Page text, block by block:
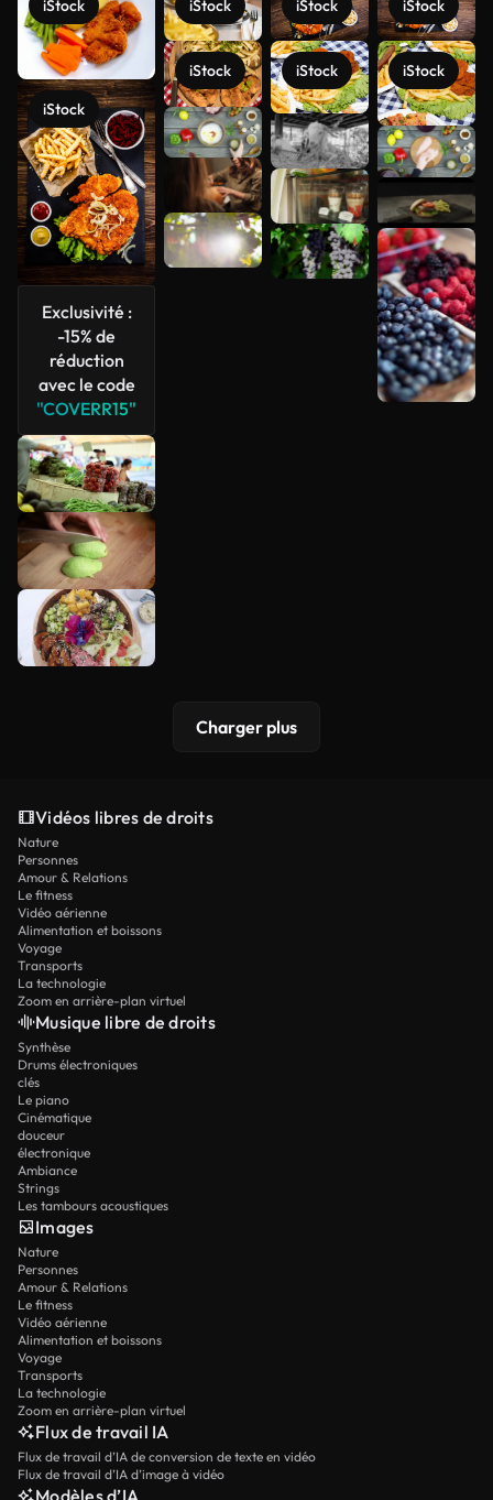
iStock
iStock
Exclusivité :
-15% de
réduction
avec le code
"COVERR15"
iStock
iStock
iStock
iStock
iStock
iStock
Voir plus
Charger plus
Vidéos libres de droits
Nature
Personnes
Amour & Relations
Le fitness
Vidéo aérienne
Alimentation et boissons
Voyage
Transports
La technologie
Zoom en arrière-plan virtuel
Musique libre de droits
Synthèse
Drums électroniques
clés
Le piano
Cinématique
douceur
électronique
Ambiance
Strings
Les tambours acoustiques
Images
Nature
Personnes
Amour & Relations
Le fitness
Vidéo aérienne
Alimentation et boissons
Voyage
Transports
La technologie
Zoom en arrière-plan virtuel
Flux de travail IA
Flux de travail d’IA de conversion de texte en vidéo
Flux de travail d’IA d’image à vidéo